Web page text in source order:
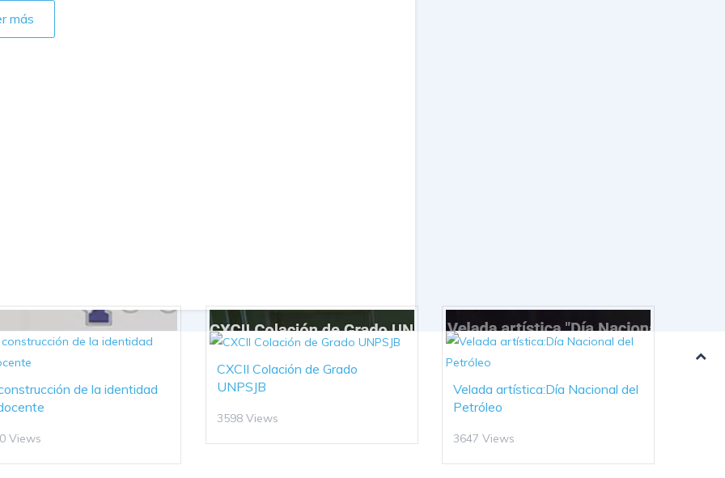
más
de la identidad
Views
CXCII Colación de Grado
UNPSJB
3598 Views
Velada artística:Día Nacional del
Petróleo
3647 Views